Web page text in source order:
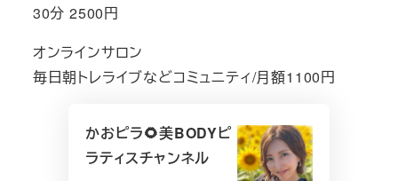
30分 2500円
オンラインサロン
毎日朝トレライブなどコミュニティ/月額1100円
かおピラ🌻美BODYピ
ラティスチャンネル